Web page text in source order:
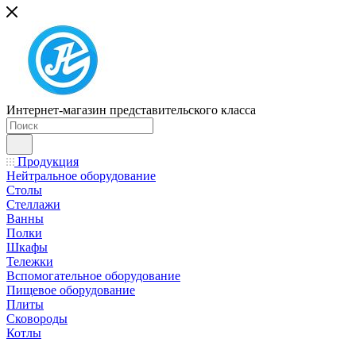
Интернет-магазин представительского класса
Продукция
Нейтральное оборудование
Столы
Стеллажи
Ванны
Полки
Шкафы
Тележки
Вспомогательное оборудование
Пищевое оборудование
Плиты
Сковороды
Котлы